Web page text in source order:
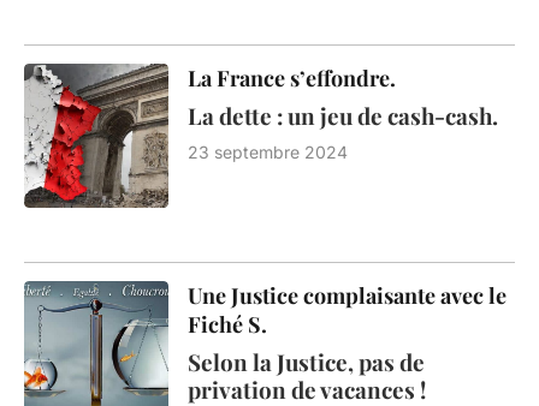
La France s’effondre.
La dette : un jeu de cash-cash.
23 septembre 2024
Une Justice complaisante avec le
Fiché S.
Selon la Justice, pas de
privation de vacances !